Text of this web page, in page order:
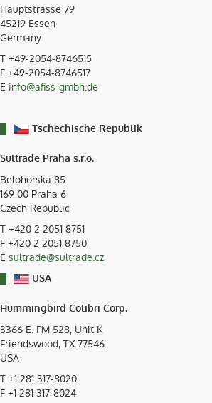
Hauptstrasse 79
45219 Essen
Germany
T +49-2054-8746515
F +49-2054-8746517
E info@afiss-gmbh.de
Tschechische Republik
Sultrade Praha s.r.o.
Belohorska 85
169 00 Praha 6
Czech Republic
T +420 2 2051 8751
F +420 2 2051 8750
E sultrade@sultrade.cz
USA
Hummingbird Colibri Corp.
3366 E. FM 528, Unit K
Friendswood, TX 77546
USA
T +1 281 317-8020
F +1 281 317-8024